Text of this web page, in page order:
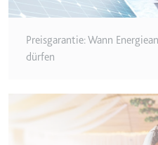
__Secure-YNID
Zweck:
verfolgen.
180 Tage
Preisgarantie: Wann
dürfen